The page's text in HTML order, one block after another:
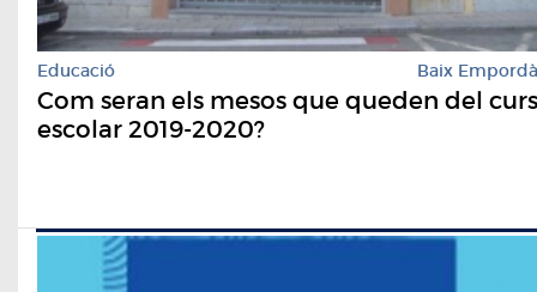
Educació Baix Empordà
Com seran els mesos que queden del curs
escolar 2019-2020?